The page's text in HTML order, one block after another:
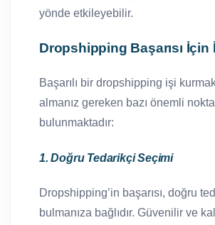
yönde etkileyebilir.
Dropshipping Başarısı İçin
Başarılı bir dropshipping işi
almanız gereken bazı önemli
bulunmaktadır:
1. Doğru Tedarikçi Seçimi
Dropshipping’in başarısı, doğru
bulmanıza bağlıdır. Güvenilir ve